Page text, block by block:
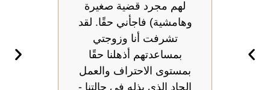
لهم مجرد قضية صغيرة
وهامشية) فاجأني حقًا. لقد
تشرفت أنا وزوجتي
بمساعدتهم أذهلنا حقًا
بمستوى الاحتراف والعمل
الجاد الذي بذله في حالتنا -